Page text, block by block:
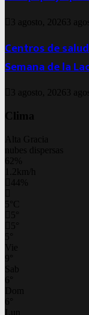
3 agosto, 2026 3
Centros de
Semana de la
3 agosto, 2026 3
Clima
Alta Gracia
nubes dispersas
62%
1.2km/h
44%
5 C
5
5
5
Vie
9
Sab
6
Dom
6
Lun